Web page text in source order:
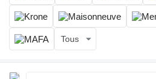
Tous